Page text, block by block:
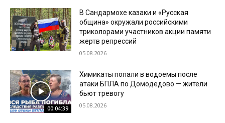
В Сандармохе казаки и «Русская
община» окружали российскими
триколорами участников акции памяти
жертв репрессий
05.08.2026
00:04:39
Химикаты попали в водоемы после
атаки БПЛА по Домодедово — жители
бьют тревогу
05.08.2026